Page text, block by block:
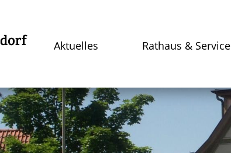
Aktuelles Rathaus & Service